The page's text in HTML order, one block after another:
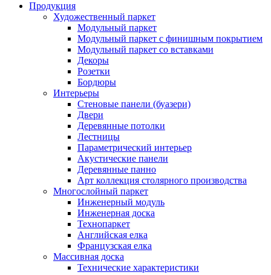
Продукция
Художественный паркет
Модульный паркет
Модульный паркет с финишным покрытием
Модульный паркет со вставками
Декоры
Розетки
Бордюры
Интерьеры
Стеновые панели (буазери)
Двери
Деревянные потолки
Лестницы
Параметрический интерьер
Акустические панели
Деревянные панно
Арт коллекция столярного производства
Многослойный паркет
Инженерный модуль
Инженерная доска
Технопаркет
Английская елка
Французская елка
Массивная доска
Технические характеристики